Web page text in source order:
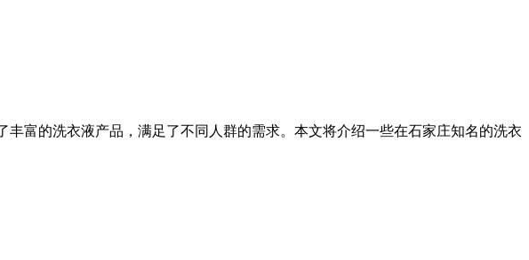
的洗衣液产品，满足了不同人群的需求。本文将介绍一些在石家庄知名的洗衣